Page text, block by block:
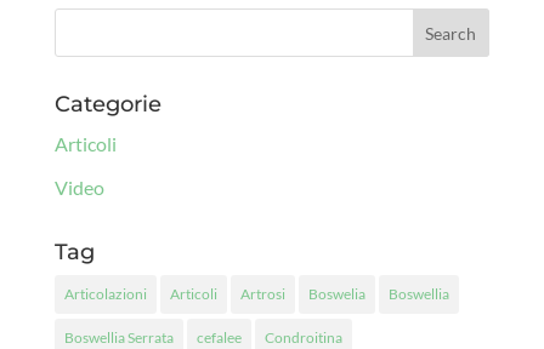
Categorie
Articoli
Video
Tag
Articolazioni Articoli Artrosi Boswelia Boswellia
Boswellia Serrata cefalee Condroitina